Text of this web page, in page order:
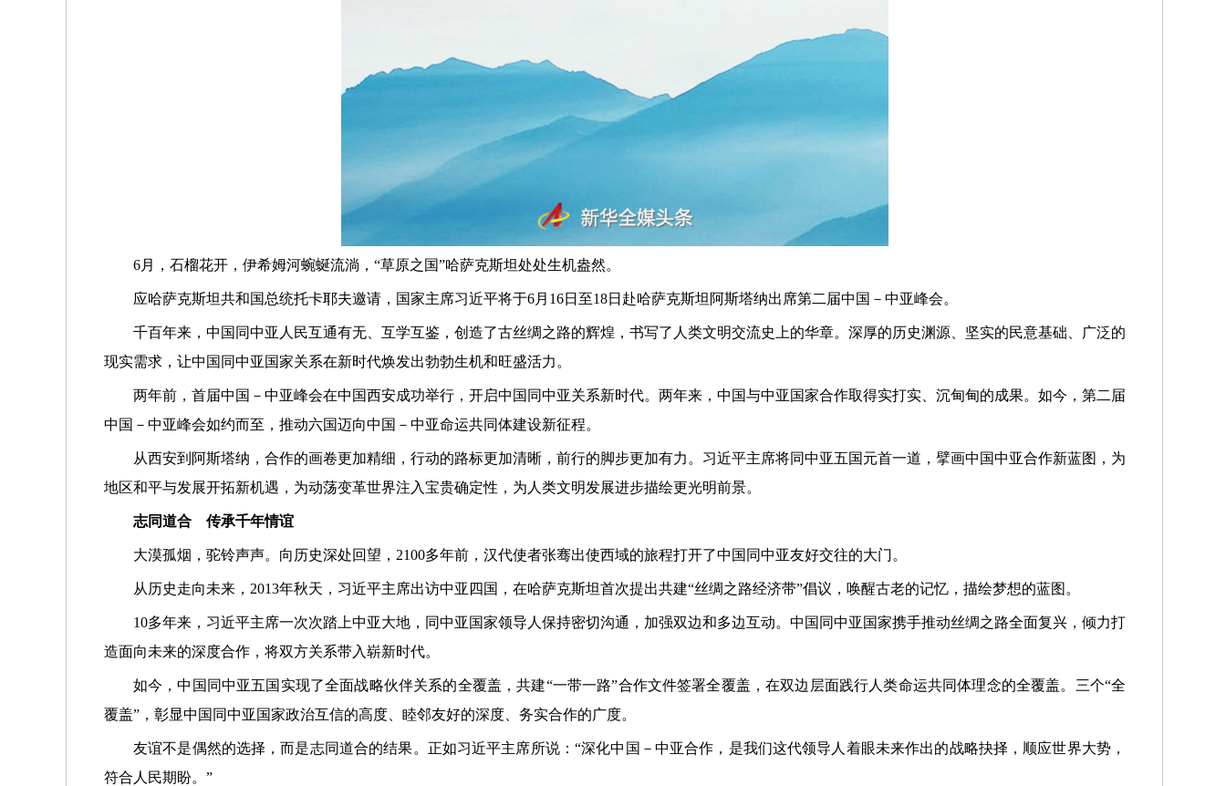
6月，石榴花开，伊希姆河蜿蜒流淌，“草原之国”哈萨克斯坦处处生机盎然。
应哈萨克斯坦共和国总统托卡耶夫邀请，国家主席习近平将于6月16日至18日赴哈萨克斯坦阿斯塔纳出席第二届中国－中亚峰会。
千百年来，中国同中亚人民互通有无、互学互鉴，创造了古丝绸之路的辉煌，书写了人类文明交流史上的华章。深厚的历史渊源、坚实的民意基础、广泛的
现实需求，让中国同中亚国家关系在新时代焕发出勃勃生机和旺盛活力。
两年前，首届中国－中亚峰会在中国西安成功举行，开启中国同中亚关系新时代。两年来，中国与中亚国家合作取得实打实、沉甸甸的成果。如今，第二届
中国－中亚峰会如约而至，推动六国迈向中国－中亚命运共同体建设新征程。
从西安到阿斯塔纳，合作的画卷更加精细，行动的路标更加清晰，前行的脚步更加有力。习近平主席将同中亚五国元首一道，擘画中国中亚合作新蓝图，为
地区和平与发展开拓新机遇，为动荡变革世界注入宝贵确定性，为人类文明发展进步描绘更光明前景。
志同道合 传承千年情谊
大漠孤烟，驼铃声声。向历史深处回望，2100多年前，汉代使者张骞出使西域的旅程打开了中国同中亚友好交往的大门。
从历史走向未来，2013年秋天，习近平主席出访中亚四国，在哈萨克斯坦首次提出共建“丝绸之路经济带”倡议，唤醒古老的记忆，描绘梦想的蓝图。
10多年来，习近平主席一次次踏上中亚大地，同中亚国家领导人保持密切沟通，加强双边和多边互动。中国同中亚国家携手推动丝绸之路全面复兴，倾力打
造面向未来的深度合作，将双方关系带入崭新时代。
如今，中国同中亚五国实现了全面战略伙伴关系的全覆盖，共建“一带一路”合作文件签署全覆盖，在双边层面践行人类命运共同体理念的全覆盖。三个“全
覆盖”，彰显中国同中亚国家政治互信的高度、睦邻友好的深度、务实合作的广度。
友谊不是偶然的选择，而是志同道合的结果。正如习近平主席所说：“深化中国－中亚合作，是我们这代领导人着眼未来作出的战略抉择，顺应世界大势，
符合人民期盼。”